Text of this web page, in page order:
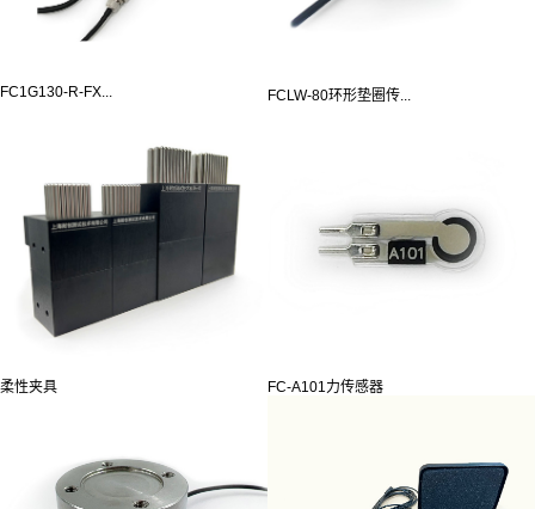
FC1G130-R-FX... FCLW-80环形垫圈传...
柔性夹具 FC-A101力传感器